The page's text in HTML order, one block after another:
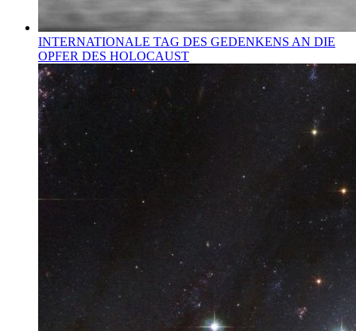
INTERNATIONALE TAG DES GEDENKENS AN DIE
OPFER DES HOLOCAUST